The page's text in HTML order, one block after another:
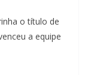
o título de
a equipe